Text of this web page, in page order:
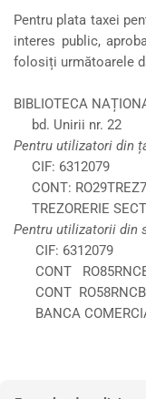
Pentru plata taxei
interes public,
folosiți următoarele
BIBLIOTECA
bd. Unirii nr. 22
Pentru utilizatori din
CIF: 6312079
CONT:
TREZORERIE
Pentru utilizatorii din
CIF: 6312079
CONT
CONT
BANCA